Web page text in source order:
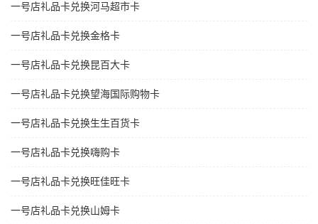
一号店礼品卡兑换河马超市卡
一号店礼品卡兑换金格卡
一号店礼品卡兑换昆百大卡
一号店礼品卡兑换望海国际购物卡
一号店礼品卡兑换生生百货卡
一号店礼品卡兑换嗨购卡
一号店礼品卡兑换旺佳旺卡
一号店礼品卡兑换山姆卡